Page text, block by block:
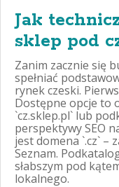
Jak
sklep pod
Zanim zacznie się
spełniać
rynek czeski.
Dostępne opcje to
`cz.sklep.pl` lub
perspektywy SEO
jest domena `.cz` –
Seznam.
słabszym pod
lokalnego.